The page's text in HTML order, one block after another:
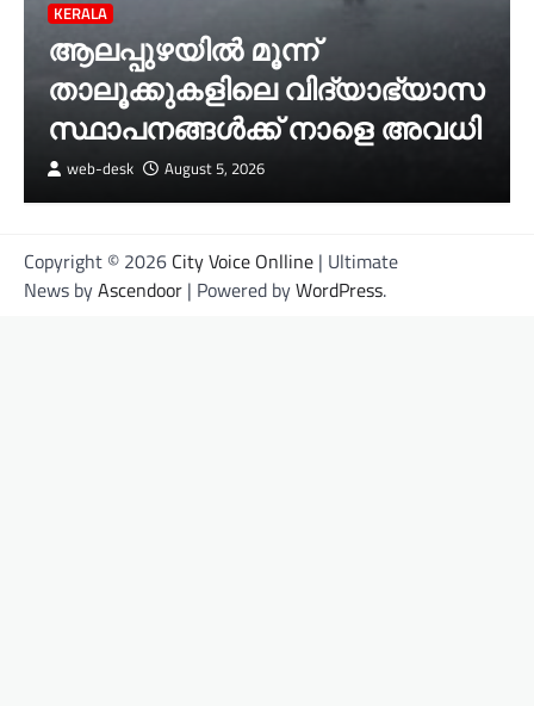
KERALA
ആലപ്പുഴയിൽ മൂന്ന്
താലൂക്കുകളിലെ വിദ്യാഭ്യാസ
സ്ഥാപനങ്ങൾക്ക് നാളെ അവധി
web-desk August 5, 2026
Copyright © 2026 City Voice Onlline | Ultimate
News byAscendoor | Powered byWordPress.